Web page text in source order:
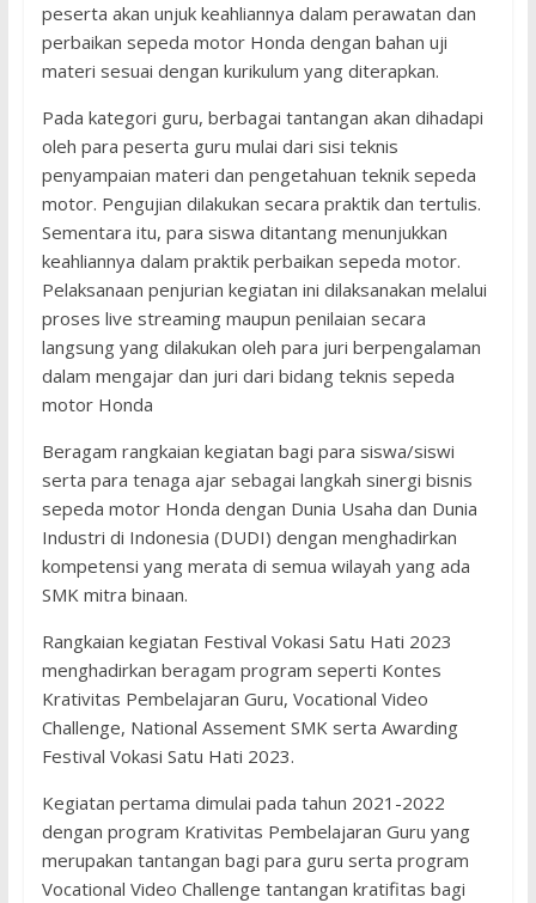
peserta akan unjuk keahliannya dalam perawatan dan
perbaikan sepeda motor Honda dengan bahan uji
materi sesuai dengan kurikulum yang diterapkan.
Pada kategori guru, berbagai tantangan akan dihadapi
oleh para peserta guru mulai dari sisi teknis
penyampaian materi dan pengetahuan teknik sepeda
motor. Pengujian dilakukan secara praktik dan tertulis.
Sementara itu, para siswa ditantang menunjukkan
keahliannya dalam praktik perbaikan sepeda motor.
Pelaksanaan penjurian kegiatan ini dilaksanakan melalui
proses live streaming maupun penilaian secara
langsung yang dilakukan oleh para juri berpengalaman
dalam mengajar dan juri dari bidang teknis sepeda
motor Honda
Beragam rangkaian kegiatan bagi para siswa/siswi
serta para tenaga ajar sebagai langkah sinergi bisnis
sepeda motor Honda dengan Dunia Usaha dan Dunia
Industri di Indonesia (DUDI) dengan menghadirkan
kompetensi yang merata di semua wilayah yang ada
SMK mitra binaan.
Rangkaian kegiatan Festival Vokasi Satu Hati 2023
menghadirkan beragam program seperti Kontes
Krativitas Pembelajaran Guru, Vocational Video
Challenge, National Assement SMK serta Awarding
Festival Vokasi Satu Hati 2023.
Kegiatan pertama dimulai pada tahun 2021-2022
dengan program Krativitas Pembelajaran Guru yang
merupakan tantangan bagi para guru serta program
Vocational Video Challenge tantangan kratifitas bagi